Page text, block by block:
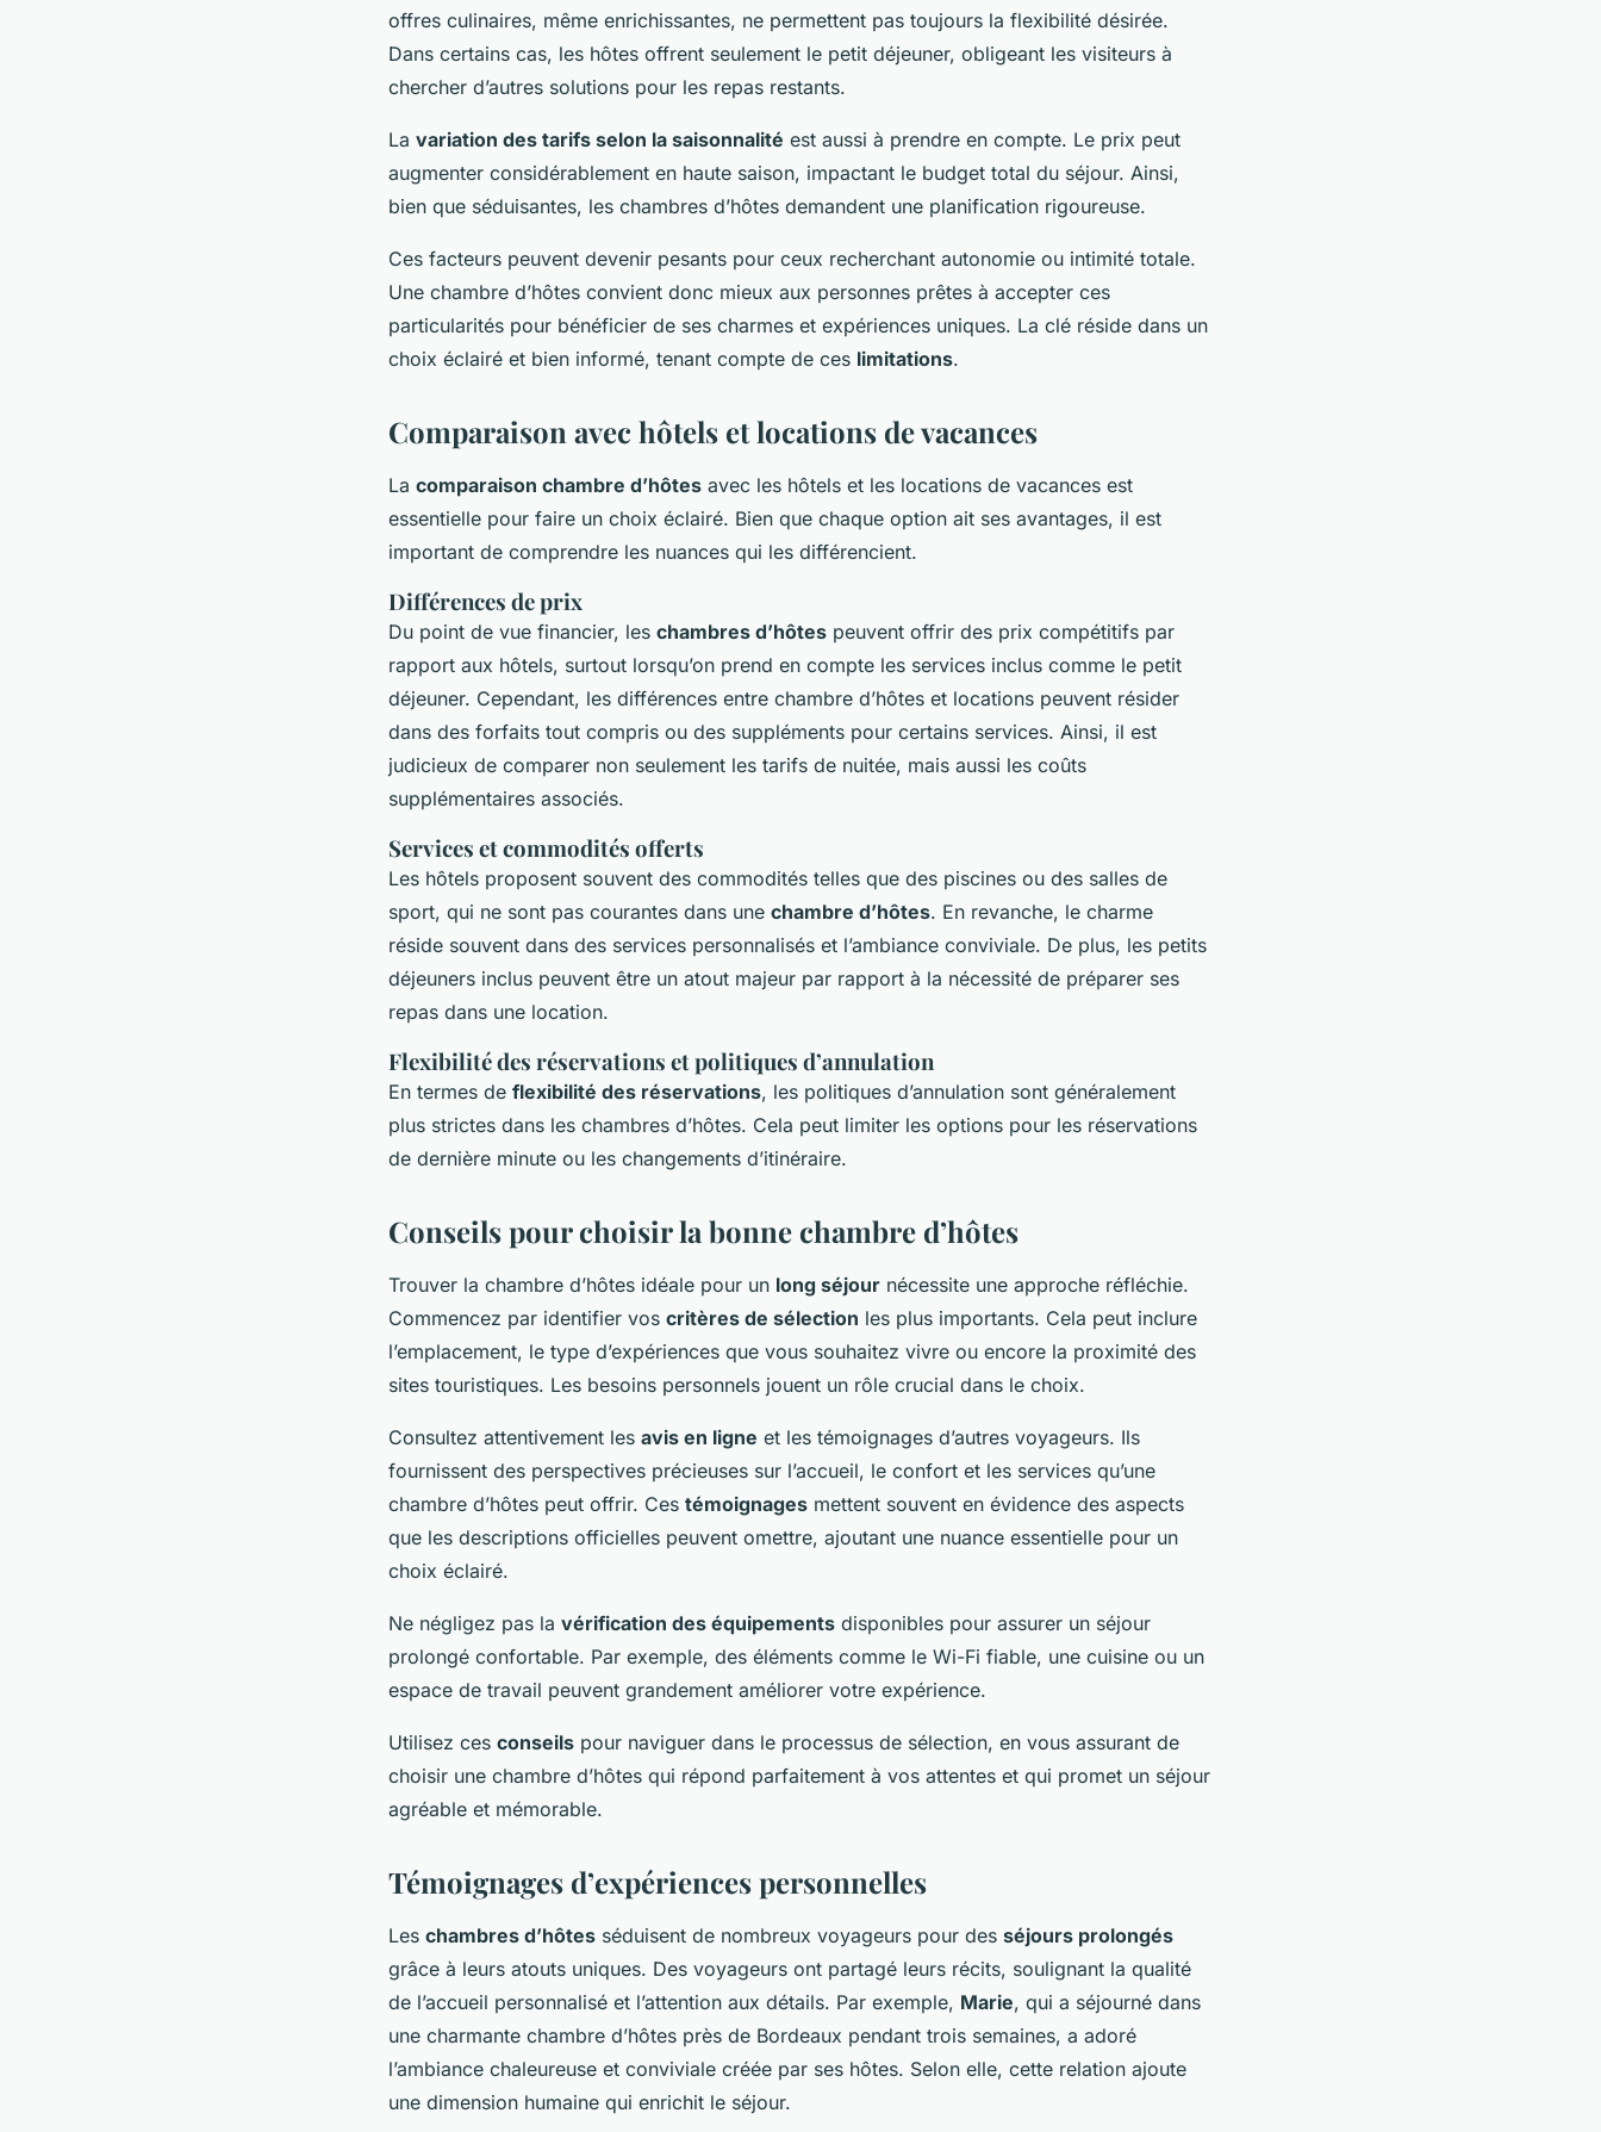
offres culinaires, même enrichissantes, ne permettent pas toujours la flexibilité désirée.
Dans certains cas, les hôtes offrent seulement le petit déjeuner, obligeant les visiteurs à
chercher d’autres solutions pour les repas restants.
La variation des tarifs selon la saisonnalité est aussi à prendre en compte. Le prix peut
augmenter considérablement en haute saison, impactant le budget total du séjour. Ainsi,
bien que séduisantes, les chambres d’hôtes demandent une planification rigoureuse.
Ces facteurs peuvent devenir pesants pour ceux recherchant autonomie ou intimité totale.
Une chambre d’hôtes convient donc mieux aux personnes prêtes à accepter ces
particularités pour bénéficier de ses charmes et expériences uniques. La clé réside dans un
choix éclairé et bien informé, tenant compte de ces limitations.
Comparaison avec hôtels et locations de vacances
La comparaison chambre d’hôtes avec les hôtels et les locations de vacances est
essentielle pour faire un choix éclairé. Bien que chaque option ait ses avantages, il est
important de comprendre les nuances qui les différencient.
Différences de prix
Du point de vue financier, les chambres d’hôtes peuvent offrir des prix compétitifs par
rapport aux hôtels, surtout lorsqu’on prend en compte les services inclus comme le petit
déjeuner. Cependant, les différences entre chambre d’hôtes et locations peuvent résider
dans des forfaits tout compris ou des suppléments pour certains services. Ainsi, il est
judicieux de comparer non seulement les tarifs de nuitée, mais aussi les coûts
supplémentaires associés.
Services et commodités offerts
Les hôtels proposent souvent des commodités telles que des piscines ou des salles de
sport, qui ne sont pas courantes dans une chambre d’hôtes. En revanche, le charme
réside souvent dans des services personnalisés et l’ambiance conviviale. De plus, les petits
déjeuners inclus peuvent être un atout majeur par rapport à la nécessité de préparer ses
repas dans une location.
Flexibilité des réservations et politiques d’annulation
En termes de flexibilité des réservations, les politiques d’annulation sont généralement
plus strictes dans les chambres d’hôtes. Cela peut limiter les options pour les réservations
de dernière minute ou les changements d’itinéraire.
Conseils pour choisir la bonne chambre d’hôtes
Trouver la chambre d’hôtes idéale pour un long séjour nécessite une approche réfléchie.
Commencez par identifier vos critères de sélection les plus importants. Cela peut inclure
l’emplacement, le type d’expériences que vous souhaitez vivre ou encore la proximité des
sites touristiques. Les besoins personnels jouent un rôle crucial dans le choix.
Consultez attentivement les avis en ligne et les témoignages d’autres voyageurs. Ils
fournissent des perspectives précieuses sur l’accueil, le confort et les services qu’une
chambre d’hôtes peut offrir. Ces témoignages mettent souvent en évidence des aspects
que les descriptions officielles peuvent omettre, ajoutant une nuance essentielle pour un
choix éclairé.
Ne négligez pas la vérification des équipements disponibles pour assurer un séjour
prolongé confortable. Par exemple, des éléments comme le Wi-Fi fiable, une cuisine ou un
espace de travail peuvent grandement améliorer votre expérience.
Utilisez ces conseils pour naviguer dans le processus de sélection, en vous assurant de
choisir une chambre d’hôtes qui répond parfaitement à vos attentes et qui promet un séjour
agréable et mémorable.
Témoignages d’expériences personnelles
Les chambres d’hôtes séduisent de nombreux voyageurs pour des séjours prolongés
grâce à leurs atouts uniques. Des voyageurs ont partagé leurs récits, soulignant la qualité
de l’accueil personnalisé et l’attention aux détails. Par exemple, Marie, qui a séjourné dans
une charmante chambre d’hôtes près de Bordeaux pendant trois semaines, a adoré
l’ambiance chaleureuse et conviviale créée par ses hôtes. Selon elle, cette relation ajoute
une dimension humaine qui enrichit le séjour.